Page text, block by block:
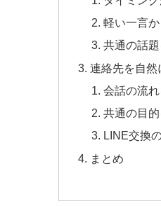
軽い一言
共通の話
連絡先を自然
会話の流
共通の目
LINE交換
まとめ